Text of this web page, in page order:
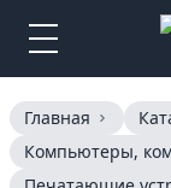
Главная
Компьютеры,